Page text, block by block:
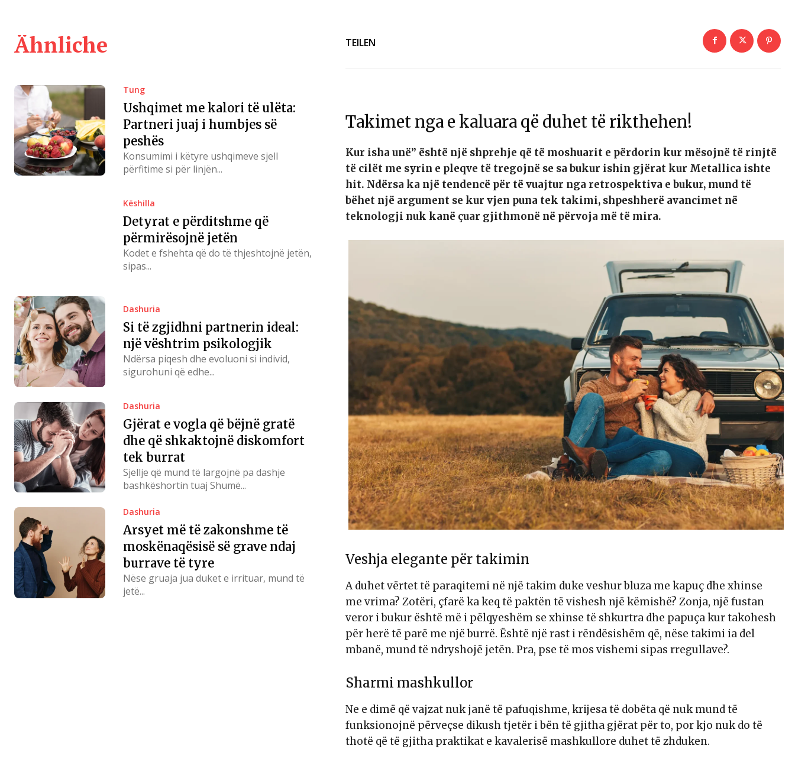
Ähnliche
Tung
Ushqimet me kalori të ulëta:
Partneri juaj i humbjes së
peshës
Konsumimi i këtyre ushqimeve sjell
përfitime si për linjën...
Këshilla
Detyrat e përditshme që
përmirësojnë jetën
Kodet e fshehta që do të thjeshtojnë jetën,
sipas...
Dashuria
Si të zgjidhni partnerin ideal:
një vështrim psikologjik
Ndërsa piqesh dhe evoluoni si individ,
sigurohuni që edhe...
Dashuria
Gjërat e vogla që bëjnë gratë
dhe që shkaktojnë diskomfort
tek burrat
Sjellje që mund të largojnë pa dashje
bashkëshortin tuaj Shumë...
Dashuria
Arsyet më të zakonshme të
moskënaqësisë së grave ndaj
burrave të tyre
Nëse gruaja jua duket e irrituar, mund të
jetë...
TEILEN
Takimet nga e kaluara që duhet të rikthehen!
Kur isha unë” është një shprehje që të moshuarit e përdorin kur mësojnë të rinjtë
të cilët me syrin e pleqve të tregojnë se sa bukur ishin gjërat kur Metallica ishte
hit. Ndërsa ka një tendencë për të vuajtur nga retrospektiva e bukur, mund të
bëhet një argument se kur vjen puna tek takimi, shpeshherë avancimet në
teknologji nuk kanë çuar gjithmonë në përvoja më të mira.
Veshja elegante për takimin
A duhet vërtet të paraqitemi në një takim duke veshur bluza me kapuç dhe xhinse
me vrima? Zotëri, çfarë ka keq të paktën të vishesh një këmishë? Zonja, një fustan
veror i bukur është më i pëlqyeshëm se xhinse të shkurtra dhe papuça kur takohesh
për herë të parë me një burrë. Është një rast i rëndësishëm që, nëse takimi ia del
mbanë, mund të ndryshojë jetën. Pra, pse të mos vishemi sipas rregullave?.
Sharmi mashkullor
Ne e dimë që vajzat nuk janë të pafuqishme, krijesa të dobëta që nuk mund të
funksionojnë përveçse dikush tjetër i bën të gjitha gjërat për to, por kjo nuk do të
thotë që të gjitha praktikat e kavalerisë mashkullore duhet të zhduken.